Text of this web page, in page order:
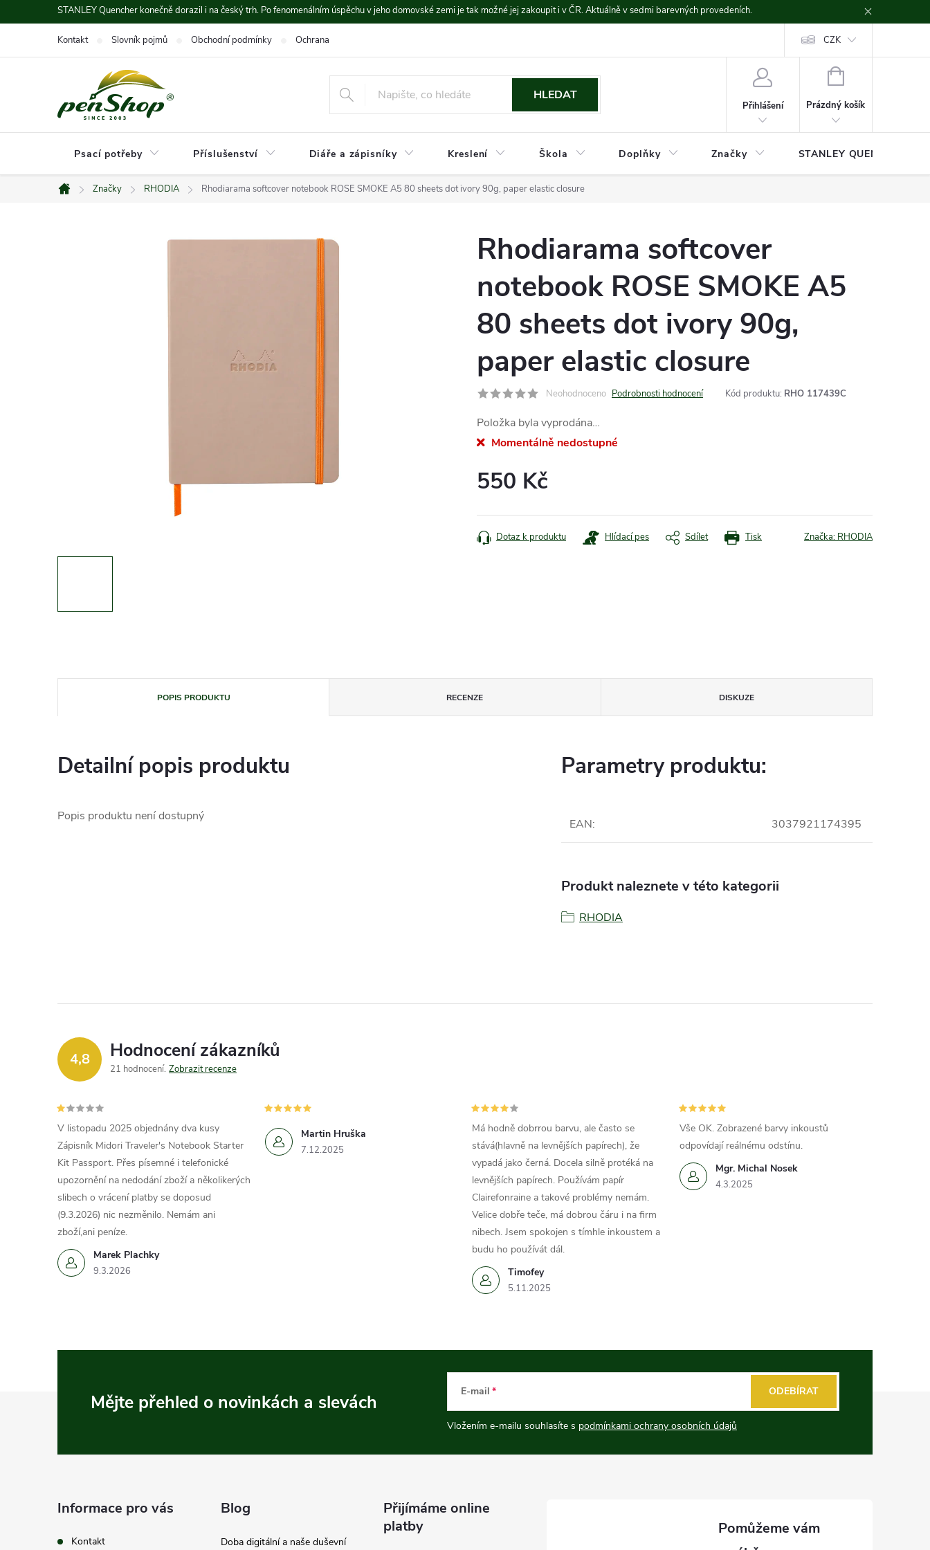
na
STANLEY Quencher konečně dorazil i na český trh. Po fenomenálním úspěchu v jeho domovské zemi je tak možné jej zakoupit i v ČR. Aktuálně v sedmi barevných provedeních.
Kontakt Slovník pojmů Obchodní podmínky Ochrana údajů CZK
HLEDAT
Přihlášení
NÁKUPNÍ
Prázdný košík
Psací potřeby Příslušenství Diáře a zápisníky Kreslení Škola Doplňky Značky STANLEY QUENCHER
Domů
Značky RHODIA Rhodiarama softcover notebook ROSE SMOKE A5 80 sheets dot ivory 90g, paper elastic closure
Rhodiarama softcover
notebook ROSE SMOKE A5
80 sheets dot ivory 90g,
paper elastic closure
Neohodnoceno Podrobnosti hodnocení Kód produktu: RHO 117439C
Položka byla vyprodána…
Momentálně nedostupné
550 Kč
cena:
Tisk
Dotaz k produktu Hlídací pes Sdílet Značka: RHODIA
POPIS PRODUKTU RECENZE DISKUZE
Detailní popis produktu
Popis produktu není dostupný
Parametry produktu:
EAN: 3037921174395
Produkt naleznete v této kategorii
RHODIA
4,8 Hodnocení zákazníků
21 hodnocení Zobrazit recenze
Marek Plachky
9.3.2026
V listopadu 2025 objednány dva kusy
Zápisník Midori Traveler's Notebook Starter
Kit Passport. Přes písemné i telefonické
upozornění na nedodání zboží a několikerých
slibech o vrácení platby se doposud
(9.3.2026) nic nezměnilo. Nemám ani
zboží,ani peníze.
Martin Hruška
7.12.2025
Timofey
5.11.2025
Má hodně dobrrou barvu, ale často se
stává(hlavně na levnějších papírech), že
vypadá jako černá. Docela silně protéká na
levnějších papírech. Používám papír
Clairefonraine a takové problémy nemám.
Velice dobře teče, má dobrou čáru i na firm
nibech. Jsem spokojen s tímhle inkoustem a
budu ho používát dál.
Mgr. Michal Nosek
4.3.2025
Vše OK. Zobrazené barvy inkoustů
odpovídají reálnému odstínu.
Mějte přehled o novinkách a slevách E-mail
Vložením e-mailu souhlasíte s podmínkami ochrany osobních údajů
ODEBÍRAT
Informace pro vás
Kontakt
Blog
Doba digitální a naše duševní
Přijímáme online
platby